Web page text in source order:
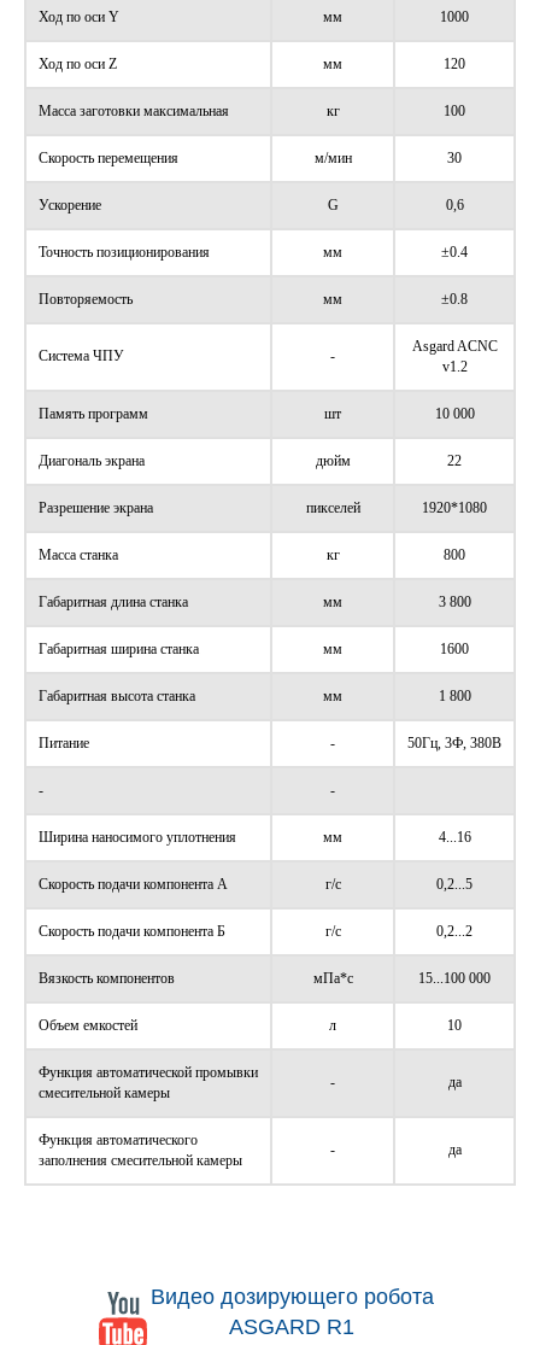
Ход по оси Y мм 1000
Ход по оси Z мм 120
Масса заготовки максимальная кг 100
Скорость перемещения м/мин 30
Ускорение G 0,6
Точность позиционирования мм ±0.4
Повторяемость мм ±0.8
Система ЧПУ -
Asgard ACNC
v1.2
Память программ шт 10 000
Диагональ экрана дюйм 22
Разрешение экрана пикселей 1920*1080
Масса станка кг 800
Габаритная длина станка мм 3 800
Габаритная ширина станка мм 1600
Габаритная высота станка мм 1 800
Питание - 50Гц, 3Ф, 380В
- -
Ширина наносимого уплотнения мм 4...16
Скорость подачи компонента А г/с 0,2...5
Скорость подачи компонента Б г/с 0,2...2
Вязкость компонентов мПа*с 15...100 000
Объем емкостей л 10
Функция автоматической промывки
смесительной камеры
- да
Функция автоматического
заполнения смесительной камеры
- да
Видео дозирующего робота
ASGARD R1